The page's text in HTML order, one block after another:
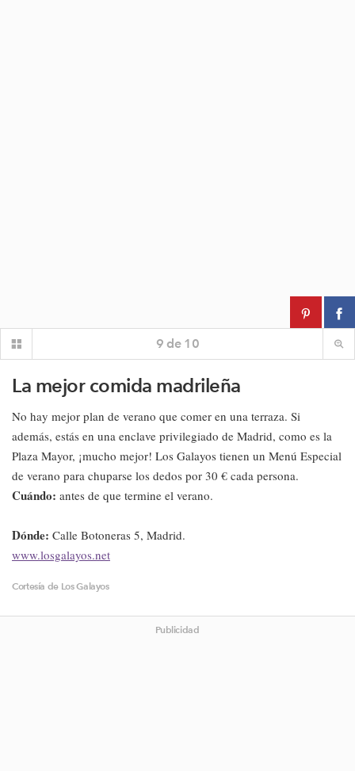
9 de 10
La mejor comida madrileña
No hay mejor plan de verano que comer en una terraza. Si
además, estás en una enclave privilegiado de Madrid, como es la
Plaza Mayor, ¡mucho mejor! Los Galayos tienen un Menú Especial
de verano para chuparse los dedos por 30 € cada persona.
Cuándo: antes de que termine el verano.
Dónde: Calle Botoneras 5, Madrid.
www.losgalayos.net
Cortesía de Los Galayos
Publicidad